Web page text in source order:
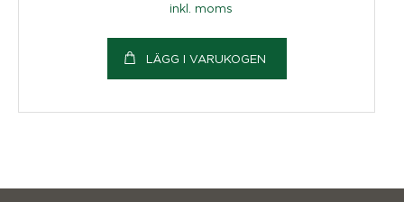
inkl. moms
LÄGG I VARUKOGEN